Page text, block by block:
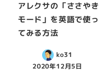
アレクサの「ささやき
モード」を英語で使っ
てみる方法
ko31
2020年12月5日